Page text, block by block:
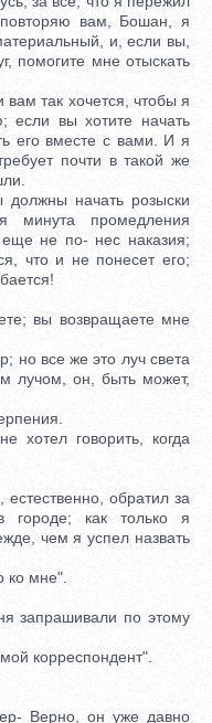
вам, Бошан, я
и, если вы,
помогите мне отыскать
так хочется, чтобы я
если вы хотите начать
его вместе с вами. И я
почти в такой же
начать розыски
минута промедления
еще не по- нес наказия;
что и не понесет его;
вы возвращаете мне
но все же это луч cвета
лучом, он, быть может,
говорить, когда
обратил за
городе; как только я
чем я успел назвать
мне".
запрашивали по этому
корреспондент".
Верно, он уже давно